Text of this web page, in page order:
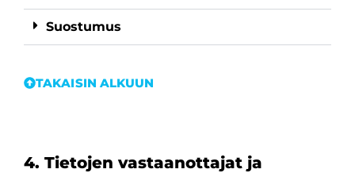
Suostumus
TAKAISIN ALKUUN
4. Tietojen vastaanottajat ja